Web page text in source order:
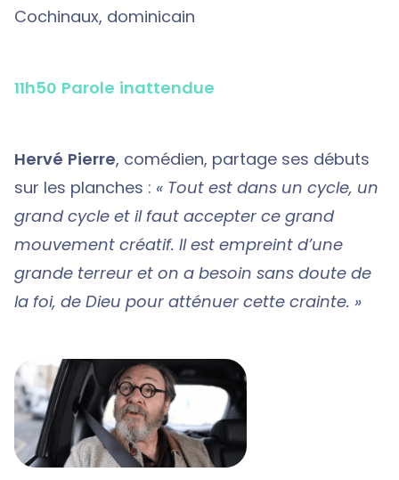
Cochinaux, dominicain
11h50 Parole inattendue
Hervé Pierre, comédien, partage ses débuts
sur les planches : « Tout est dans un cycle, un
grand cycle et il faut accepter ce grand
mouvement créatif. Il est empreint d’une
grande terreur et on a besoin sans doute de
la foi, de Dieu pour atténuer cette crainte. »